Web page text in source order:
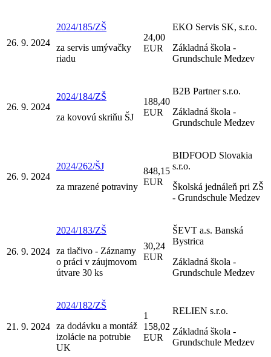
26. 9. 2024
2024/185/ZŠ
za servis umývačky
riadu
24,00
EUR
EKO Servis SK, s.r.o.
Základná škola -
Grundschule Medzev
26. 9. 2024
2024/184/ZŠ
za kovovú skriňu ŠJ
188,40
EUR
B2B Partner s.r.o.
Základná škola -
Grundschule Medzev
26. 9. 2024
2024/262/ŠJ
za mrazené potraviny
848,15
EUR
BIDFOOD Slovakia
s.r.o.
Školská jednáleň pri ZŠ
- Grundschule Medzev
26. 9. 2024
2024/183/ZŠ
za tlačivo - Záznamy
o práci v záujmovom
útvare 30 ks
30,24
EUR
ŠEVT a.s. Banská
Bystrica
Základná škola -
Grundschule Medzev
21. 9. 2024
2024/182/ZŠ
za dodávku a montáž
izolácie na potrubie
UK
1
158,02
EUR
RELIEN s.r.o.
Základná škola -
Grundschule Medzev